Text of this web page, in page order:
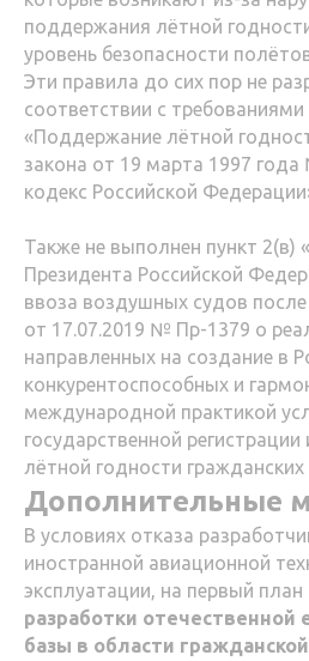
поддержания лётной
уровень безопасности
Эти правила до сих пор не
соответствии с требованиями
«Поддержание лётной
закона от 19 марта 1997
кодекс Российской
Также не выполнен пункт 2(в)
Президента Российской
ввоза воздушных судов после
от 17.07.2019 № Пр-1379 о
направленных на создание в
конкурентоспособных и
международной практикой
государственной
лётной годности
Дополнительные
В условиях отказа
иностранной авиационной
эксплуатации, на первый
разработки отечественной
базы в области